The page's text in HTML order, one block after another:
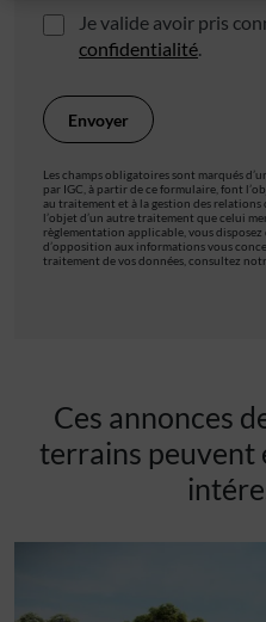
Je valide avoir pris
confidentialité.
Les champs obligatoires sont marqués
par IGC, à partir de ce formulaire, font
au traitement et à la gestion des relations
l’objet d’un autre traitement que celui
règlementation applicable, vous
d’opposition aux informations vous
traitement de vos données, consultez
Ces annonces
terrains peuvent